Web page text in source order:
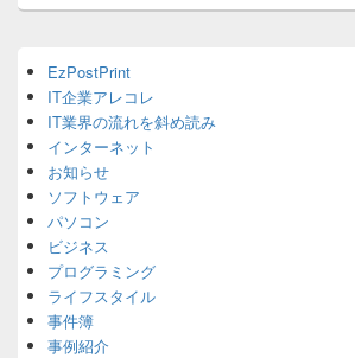
Sidebar
Widget
Area
EzPostPrint
IT企業アレコレ
IT業界の流れを斜め読み
インターネット
お知らせ
ソフトウェア
パソコン
ビジネス
プログラミング
ライフスタイル
事件簿
事例紹介